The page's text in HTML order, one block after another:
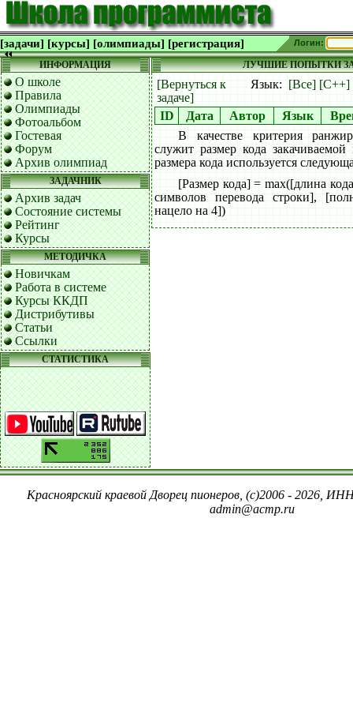
[задачи] [курсы] [олимпиады] [регистрация] Логин:
ИНФОРМАЦИЯ
О школе
Правила
Олимпиады
Фотоальбом
Гостевая
Форум
Архив олимпиад
ЗАДАЧНИК
Архив задач
Состояние системы
Рейтинг
Курсы
МЕТОДИЧКА
Новичкам
Работа в системе
Курсы ККДП
Дистрибутивы
Статьи
Ссылки
СТАТИСТИКА
ЛУЧШИЕ ПОПЫТКИ
[Вернуться к
задаче]
Язык:[Все] [C++]
ID Дата Автор Язык
В качестве критерия
служит размер кода
размера кода используется
[Размер кода] = max([длина
символов перевода строки],
нацело на 4])
Красноярский краевой Дворец пионеров, (c)2006 - 2026,
admin@acmp.ru